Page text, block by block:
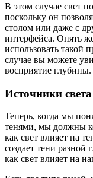
В этом случае свет
поскольку он
столом или даже с
интерфейса. Опять
использовать
случае вы можете
восприятие глубины.
Источники
Теперь, когда мы
тенями, мы должны
как свет влияет на
создает тени
как свет влияет на